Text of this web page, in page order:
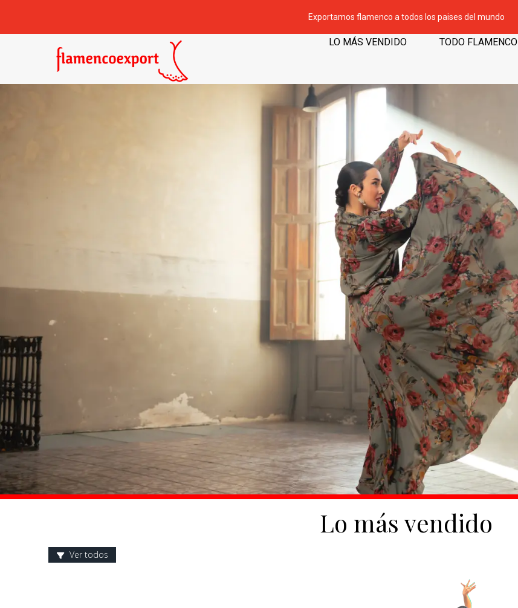
Exportamos flamenco a todos los paises del mundo
LO MÁS VENDIDO TODO FLAMENCO
Lo más vendido
Ver todos